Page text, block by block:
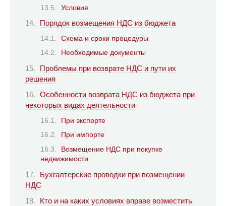
Условия
Порядок возмещения НДС из бюджета
Схема и сроки процедуры
Необходимые документы
Проблемы при возврате НДС и пути их
решения
Особенности возврата НДС из бюджета при
некоторых видах деятельности
При экспорте
При импорте
Возмещение НДС при покупке
недвижимости
Бухгалтерские проводки при возмещении
НДС
Кто и на каких условиях вправе возместить